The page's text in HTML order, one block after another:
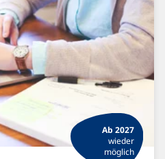
Ab 2027
wieder
möglich